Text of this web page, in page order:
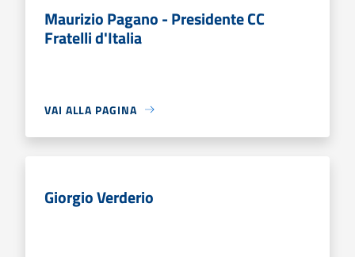
Maurizio Pagano - Presidente CC
Fratelli d'Italia
VAI ALLA PAGINA
Giorgio Verderio